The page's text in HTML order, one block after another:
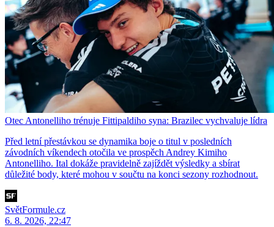
Otec Antonelliho trénuje Fittipaldiho syna: Brazilec vychvaluje lídra
Před letní přestávkou se dynamika boje o titul v posledních
závodních víkendech otočila ve prospěch Andrey Kimiho
Antonelliho. Ital dokáže pravidelně zajíždět výsledky a sbírat
důležité body, které mohou v součtu na konci sezony rozhodnout.
SvětFormule.cz
6. 8. 2026, 22:47